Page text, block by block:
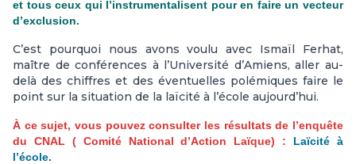
et tous ceux qui l’instrumentalisent pour en faire un vecteur
d’exclusion.
C’est pourquoi nous avons voulu avec Ismaïl Ferhat,
maître de conférences à l’Université d’Amiens, aller au-
delà des chiffres et des éventuelles polémiques faire le
point sur la situation de la laïcité à l’école aujourd’hui.
À ce sujet, vous pouvez consulter les résultats de l’enquête
du CNAL ( Comité National d’Action Laïque) :
Laïcité à
l’école.